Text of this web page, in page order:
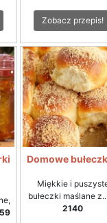
Zobacz przepis!
Domowe
Miękkie i
bułeczki maślane
2140